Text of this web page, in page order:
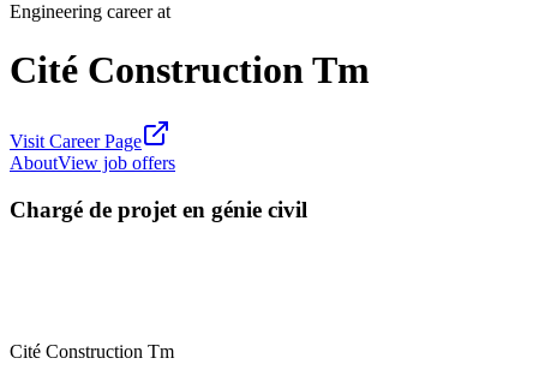
Engineering career at
Cité Construction Tm
Visit Career Page
AboutView job offers
Chargé de projet en génie civil
Cité Construction Tm